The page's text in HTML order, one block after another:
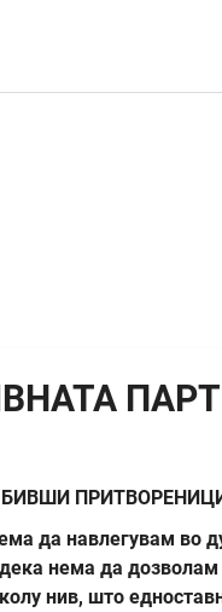
да навлегувам во
нема да
нив, што